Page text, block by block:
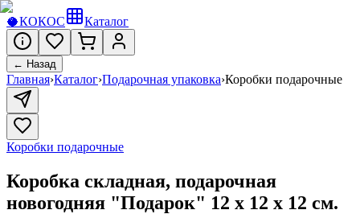
🥥КОКОС Каталог
← Назад
Главная›Каталог›Подарочная упаковка›Коробки подарочные
Коробки подарочные
Коробка складная, подарочная
новогодняя "Подарок" 12 х 12 х 12 см.